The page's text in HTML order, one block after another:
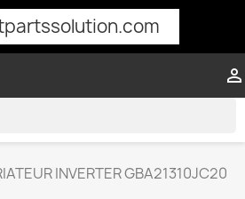

INVERTER GBA21310JC20